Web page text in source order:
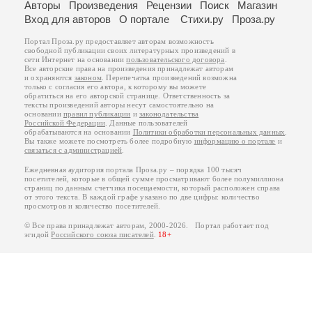
Авторы Произведения Рецензии Поиск
Магазин
Вход для авторов
О портале Стихи.ру Проза.ру
Портал Проза.ру предоставляет авторам возможность
свободной публикации своих литературных произведений в
сети Интернет на основаниипользовательского договора
Все авторские права на произведения принадлежат авторам
и охраняются законом . Перепечатка произведений возможна
только с согласия его автора, к которому вы можете
обратиться на его авторской странице. Ответственность за
тексты произведений авторы несут самостоятельно на
основанииправил публикации изаконодательства
Российской Федерации . Данные пользователей
обрабатываются на основании Политики обработки персональных данных
Вы также можете посмотреть более подробную информацию о портале и
связаться с администрацией
Ежедневная аудитория портала Проза.ру – порядка 100 тысяч
посетителей, которые в общей сумме просматривают более полумиллиона
страниц по данным счетчика посещаемости, который расположен справа
от этого текста. В каждой графе указано по две цифры: количество
просмотров и количество посетителей.
© Все права принадлежат авторам, 2000-2026. Портал работает под
эгидойРоссийского союза писателей. 18+